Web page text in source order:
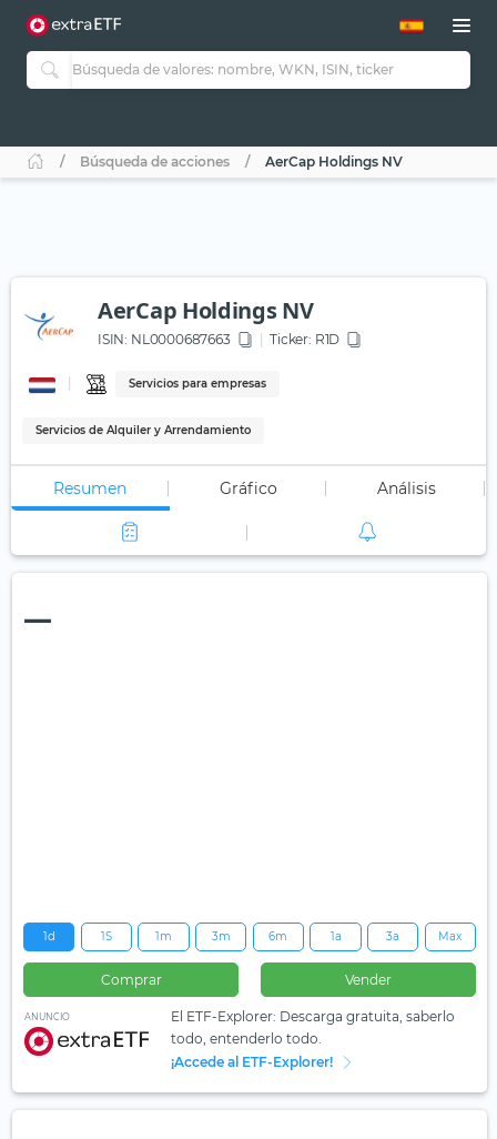
Búsqueda de acciones AerCap Holdings NV
AerCap Holdings NV
ISIN: NL0000687663 Ticker: R1D
Servicios para empresas
Servicios de Alquiler y Arrendamiento
Resumen Gráfico Análisis
—
1d 1S 1m 3m 6m 1a 3a Max
Comprar Vender
ANUNCIO
El ETF-Explorer: Descarga gratuita, saberlo
todo, entenderlo todo.
¡Accede al ETF-Explorer!